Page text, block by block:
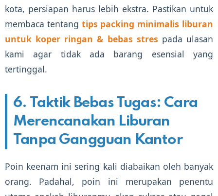
kota, persiapan harus lebih ekstra. Pastikan untuk
membaca tentang tips packing minimalis liburan
untuk koper ringan & bebas stres pada ulasan
kami agar tidak ada barang esensial yang
tertinggal.
6. Taktik Bebas Tugas: Cara
Merencanakan Liburan
Tanpa Gangguan Kantor
Poin keenam ini sering kali diabaikan oleh banyak
orang. Padahal, poin ini merupakan penentu